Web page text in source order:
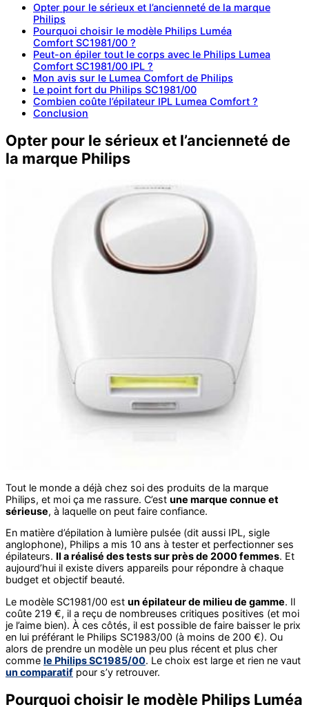
Opter pour le sérieux et l’ancienneté de la marque
Philips
Pourquoi choisir le modèle Philips Luméa
Comfort SC1981/00 ?
Peut-on épiler tout le corps avec le Philips Lumea
Comfort SC1981/00 IPL ?
Mon avis sur le Lumea Comfort de Philips
Le point fort du Philips SC1981/00
Combien coûte l’épilateur IPL Lumea Comfort ?
Conclusion
Opter pour le sérieux et l’ancienneté de
la marque Philips
Tout le monde a déjà chez soi des produits de la marque
Philips, et moi ça me rassure. C’est une marque connue et
sérieuse, à laquelle on peut faire confiance.
En matière d’épilation à lumière pulsée (dit aussi IPL, sigle
anglophone), Philips a mis 10 ans à tester et perfectionner ses
épilateurs. Il a réalisé des tests sur près de 2000 femmes. Et
aujourd’hui il existe divers appareils pour répondre à chaque
budget et objectif beauté.
Le modèle SC1981/00 est un épilateur de milieu de gamme. Il
coûte 219 €, il a reçu de nombreuses critiques positives (et moi
je l’aime bien). À ces côtés, il est possible de faire baisser le prix
en lui préférant le Philips SC1983/00 (à moins de 200 €). Ou
alors de prendre un modèle un peu plus récent et plus cher
comme le Philips SC1985/00. Le choix est large et rien ne vaut
un comparatif pour s’y retrouver.
Pourquoi choisir le modèle Philips Luméa